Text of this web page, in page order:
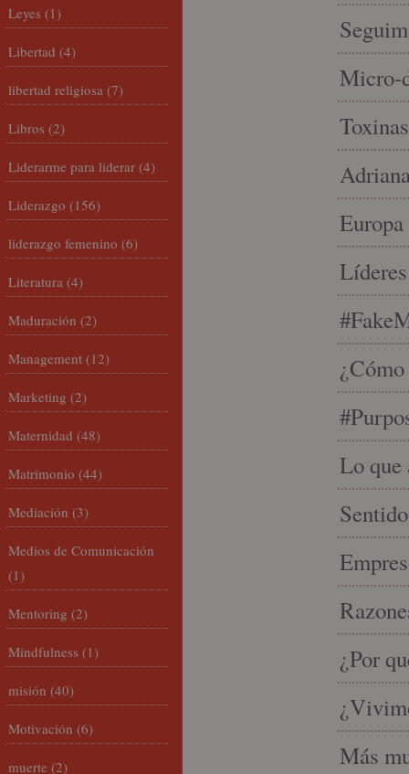
Micro-
Lo que
¿Por
Más
Leyes (1)
Libertad (4)
libertad religiosa (7)
Libros (2)
Liderarme para liderar (4)
Liderazgo (156)
liderazgo femenino (6)
Literatura (4)
Maduración (2)
Management (12)
Marketing (2)
Maternidad (48)
Matrimonio (44)
Mediación (3)
Medios de Comunicación
(1)
Mentoring (2)
Mindfulness (1)
misión (40)
Motivación (6)
muerte (2)